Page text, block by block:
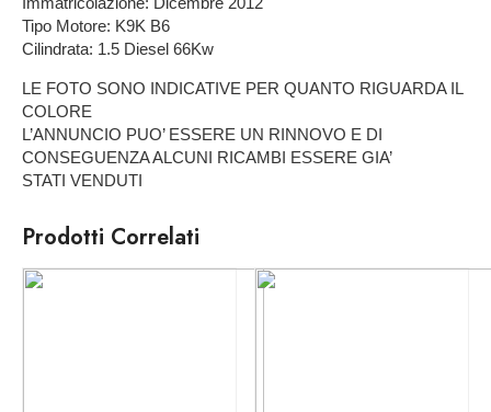
Tipo Motore: K9K B6
Cilindrata: 1.5 Diesel 66Kw
LE FOTO SONO INDICATIVE PER QUANTO RIGUARDA IL
COLORE
L’ANNUNCIO PUO’ ESSERE UN RINNOVO E DI
CONSEGUENZA ALCUNI RICAMBI ESSERE GIA’
STATI VENDUTI
Prodotti Correlati